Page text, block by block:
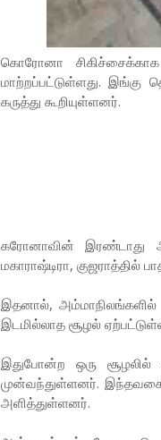
கொரோனா
மாற்றப்பட்டுள்ளது. இங்கு
கருத்து கூறியுள்ளனர்.
கரோனாவின் இரண்டாது
மகாராஷ்டிரா, குஜராத்தில்
இதனால், அம்மாநிலங்களில்
இடமில்லாத சூழல்
இதுபோன்ற ஒரு
முன்வந்துள்ளனர்.
அளித்துள்ளனர்.